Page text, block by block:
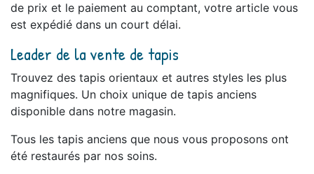
de prix et le paiement au comptant, votre article vous
est expédié dans un court délai.
Leader de la vente de tapis
Trouvez des tapis orientaux et autres styles les plus
magnifiques. Un choix unique de tapis anciens
disponible dans notre magasin.
Tous les tapis anciens que nous vous proposons ont
été restaurés par nos soins.